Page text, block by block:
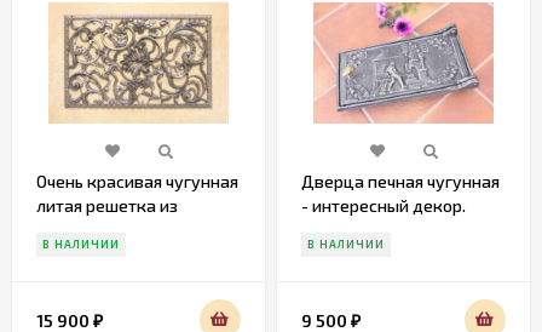
Очень красивая чугунная
литая решетка из
В НАЛИЧИИ
15 900 ₽
Дверца печная чугунная
- интересный декор.
В НАЛИЧИИ
9 500 ₽